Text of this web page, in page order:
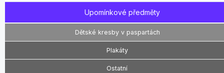
Upomínkové předměty
Dětské kresby v paspartách
Plakáty
Ostatní